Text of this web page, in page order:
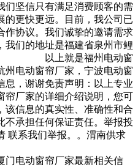
们坚信只有满足消费顾客的需
的更快更远。目前，我公司已
作协议。我们诚挚的邀请需求
我们的地址是福建省泉州市鲤
。 以上就是福州电动窗
州电动窗帘厂家，宁波电动窗
息，谢谢免责声明：以上专业
厂家的详细介绍说明，您可
该信息的真实性、准确性和合
不承担任何保证责任。举报投
联系我们举报。。渭南供求
电动窗帘厂家最新相关信